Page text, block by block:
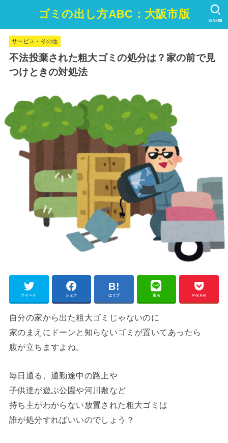
ゴミの出し方ABC：大阪市版 SEARCH
サービス・その他
不法投棄された粗大ゴミの処分は？家の前で見
つけときの対処法
ツイート シェア はてブ 送る Pocket
自分の家から出た粗大ゴミじゃないのに
家のまえにドーンと知らないゴミが置いてあったら
腹が立ちますよね。
毎日通る、通勤途中の路上や
子供達が遊ぶ公園や河川敷など
持ち主がわからない放置された粗大ゴミは
誰が処分すればいいのでしょう？